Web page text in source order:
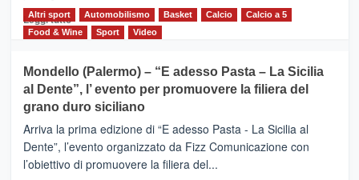
del
territorio,
e
messaggi
di
Leggi tuttoLeggi
di
CASTIGLIONE
DI
SICILIA
(Ct)
Il
Borgo
Altri sport Automobilismo Basket Calcio
Calcio a 5
Food & Wine
Sport Video
Mondello (Palermo) – “E adesso Pasta – La Sicilia
al Dente”, l’ evento per promuovere la filiera del
grano duro siciliano
Arriva la prima edizione di “E adesso Pasta - La Sicilia al
Dente”, l’evento organizzato da Fizz Comunicazione con
l’obiettivo di promuovere la filiera del...